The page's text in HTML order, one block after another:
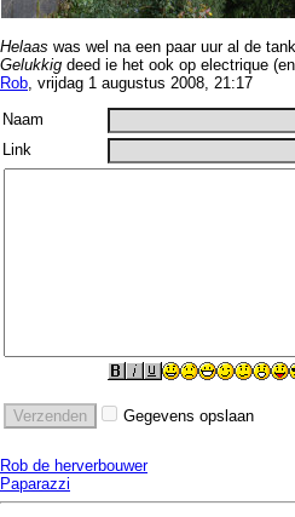
Helaas was wel na een paar uur al de
Gelukkig deed ie het ook op electrique
Rob, vrijdag 1 augustus 2008, 21:17
Naam
Link
Gegevens opslaan
Rob de herverbouwer
Paparazzi